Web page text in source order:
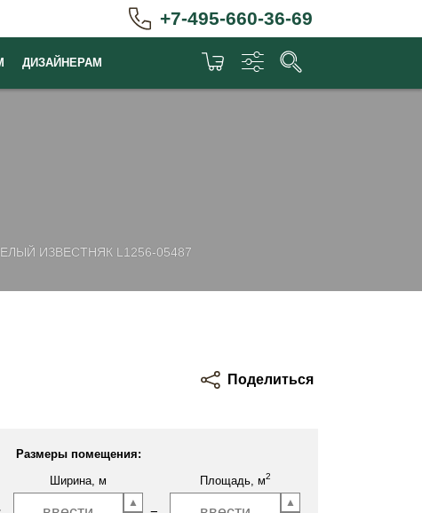
+7-495-660-36-69
ДИЗАЙНЕРАМ
ИЗВЕСТНЯК L1256-05487
Поделиться
Размеры помещения:
Ширина, м Площадь, м2